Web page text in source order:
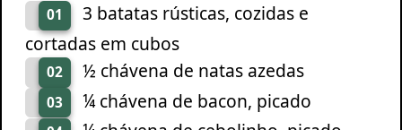
01
3 batatas rústicas, cozidas e
cortadas em cubos
02 ½ chávena de natas azedas
03 ¼ chávena de bacon, picado